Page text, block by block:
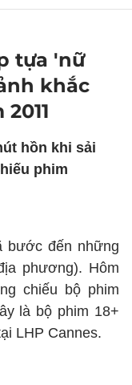
tựa 'nữ
khắc
hồn khi sải
phim
bước đến những
phương). Hôm
chiếu bộ phim
là bộ phim 18+
LHP Cannes.